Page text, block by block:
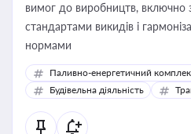
вимог до виробництв, включно
стандартами викидів і
нормами
Паливно-енергетичний
Будівельна діяльність